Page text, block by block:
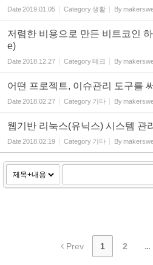
Date2019.01.05 Category생활 By
저렴한 비용으로 만든 비트코인
e)
Date2018.12.27 Category테크 By
어떤 프로젝트, 이슈관리 도구를
Date2018.02.27 Category 기타 By
웹기반 리눅스(유닉스) 시스템 관
Date2018.02.19 Category 기타 By
Prev 1 2 ...